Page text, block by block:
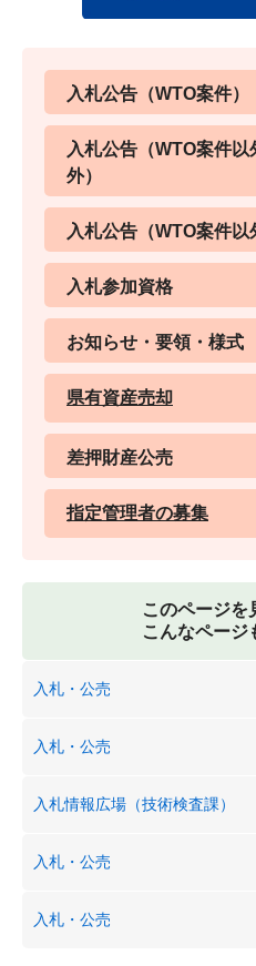
入札公告（WTO案件）
入札公告（WTO案件
外）
入札公告（WTO案件以
入札参加資格
お知らせ・要領・様式
県有資産売却
差押財産公売
指定管理者の募集
このページを
こんなページ
入札・公売
入札・公売
入札情報広場（技術検査課）
入札・公売
入札・公売